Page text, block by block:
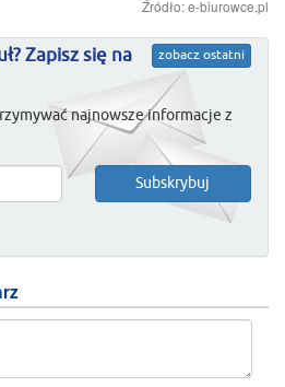
Źródło: e-biurowce.pl
zobacz ostatni
Zapisz się na
najnowsze informacje z